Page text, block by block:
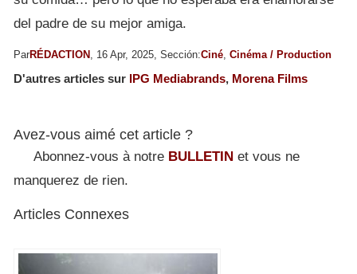
del padre de su mejor amiga.
ParRÉDACTION , 16 Apr, 2025, Sección:Ciné Cinéma / Production
D'autres articles sur IPG Mediabrands, Morena Films
Avez-vous aimé cet article ?
Abonnez-vous à notre BULLETIN et vous ne
manquerez de rien.
Articles Connexes